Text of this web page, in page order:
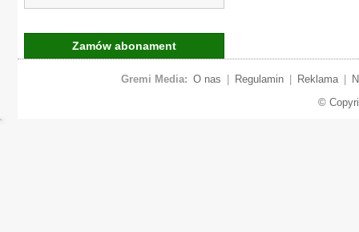
Zamów abonament
Gremi Media: O nas Regulamin Reklama
©